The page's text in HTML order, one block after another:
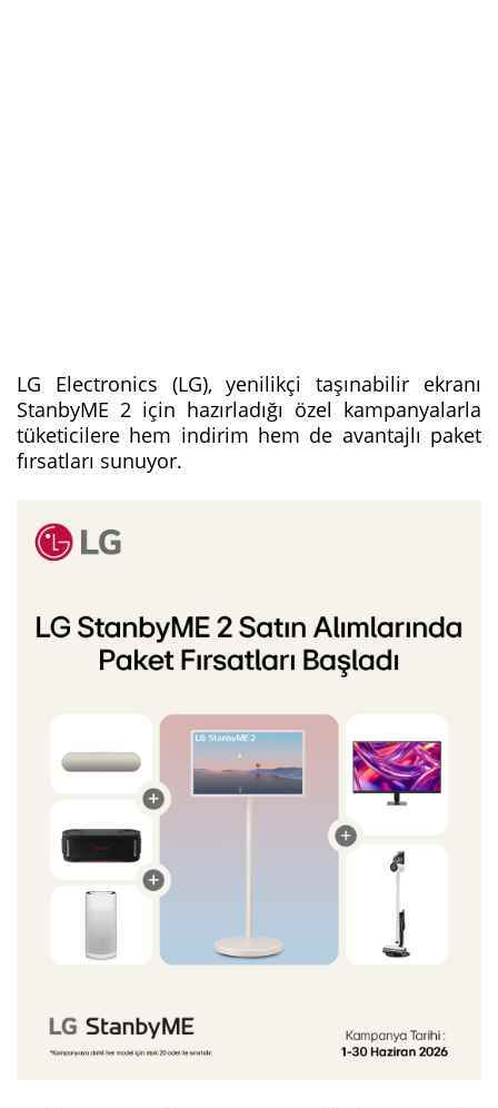
LG Electronics (LG), yenilikçi taşınabilir ekranı
StanbyME 2 için hazırladığı özel kampanyalarla
tüketicilere hem indirim hem de avantajlı paket
fırsatları sunuyor.